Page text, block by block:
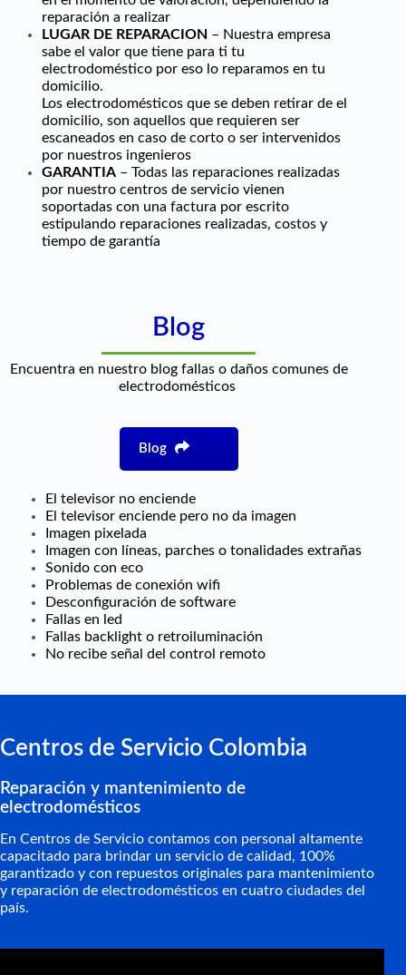
reparación a realizar
LUGAR DE REPARACION – Nuestra empresa
sabe el valor que tiene para ti tu
electrodoméstico por eso lo reparamos en tu
domicilio.
Los electrodomésticos que se deben retirar de el
domicilio, son aquellos que requieren ser
escaneados en caso de corto o ser intervenidos
por nuestros ingenieros
GARANTIA – Todas las reparaciones realizadas
por nuestro centros de servicio vienen
soportadas con una factura por escrito
estipulando reparaciones realizadas, costos y
tiempo de garantía
Blog
Encuentra en nuestro blog fallas o daños comunes de
electrodomésticos
Blog
El televisor no enciende
El televisor enciende pero no da imagen
Imagen pixelada
Imagen con líneas, parches o tonalidades extrañas
Sonido con eco
Problemas de conexión wifi
Desconfiguración de software
Fallas en led
Fallas backlight o retroiluminación
No recibe señal del control remoto
Centros de Servicio Colombia
Reparación y mantenimiento de
electrodomésticos
En Centros de Servicio contamos con personal altamente
capacitado para brindar un servicio de calidad, 100%
garantizado y con repuestos originales para mantenimiento
y reparación de electrodomésticos en cuatro ciudades del
país.